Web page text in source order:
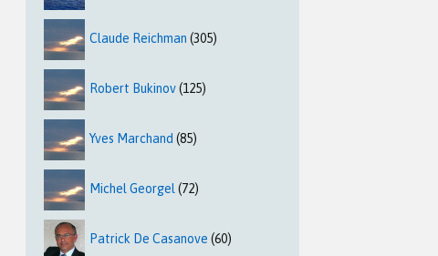
Claude Reichman (305)
Robert Bukinov(125)
Yves Marchand (85)
Michel Georgel (72)
Patrick De Casanove (60)